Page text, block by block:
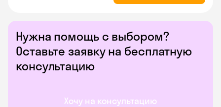
Нужна помощь с выбором?
Оставьте заявку на бесплатную
консультацию
Хочу на консультацию